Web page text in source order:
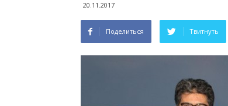
20.11.2017
Поделиться Твитнуть